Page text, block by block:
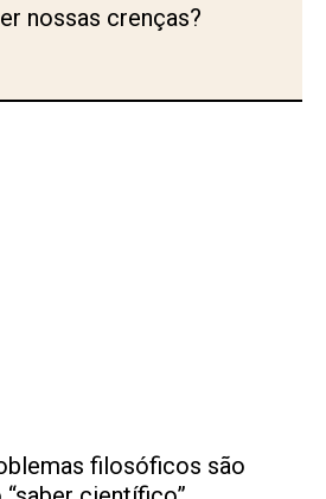
nossas crenças?
filosóficos são